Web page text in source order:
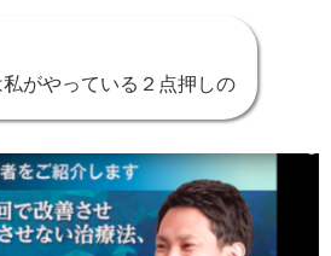
私がやっている２点押しの